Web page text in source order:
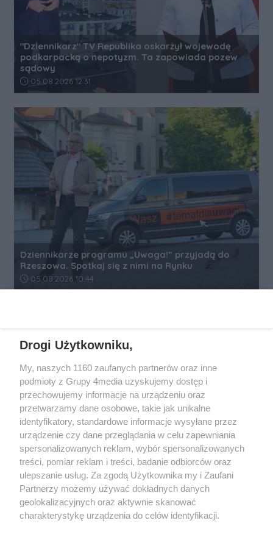
"Dziennikarz" TV Republika oskarżył wojewodę
podkarpacką o nepotyzm. Ta zapowiada pozew
sądowy
Data dodania artykułu:
05.08.2026 12:31
Dziennikarze programu „Uwaga!” przyjadą do
Rzeszowa. Spotkaj się z nimi na Rynku
Data dodania artykułu:
05.08.2026 10:44
Wydawcą rzeszow-info.pljest:
FUNDACJA MEDIÓW NIEZALEŻNYCH LIBERTAS
ul. Kopernika 10, 35-002 Rzeszów
e-mail:redakcja@rzeszow-info.pl
Drogi Użytkowniku,
My, naszych 1160 zaufanych partnerów oraz inne
podmioty z Grupy 4media uzyskujemy dostęp i
przechowujemy informacje na urządzeniu oraz
przetwarzamy dane osobowe, takie jak unikalne
identyfikatory, standardowe informacje wysyłane przez
urządzenie czy dane przeglądania w celu zapewniania
spersonalizowanych reklam, wybór spersonalizowanych
treści, pomiar reklam i treści, badanie odbiorców oraz
ulepszanie usług. Za zgodą Użytkownika my i Zaufani
Partnerzy możemy używać dokładnych danych
geolokalizacyjnych oraz aktywnie skanować
charakterystykę urządzenia do celów identyfikacji.